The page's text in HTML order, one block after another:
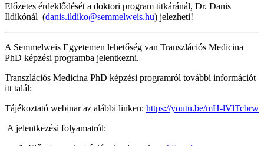
Előzetes érdeklődését a doktori program titkáránál, Dr. Danis
Ildikónál (danis.ildiko@semmelweis.hu) jelezheti!
A Semmelweis Egyetemen lehetőség van Transzlációs Medicina
PhD képzési programba jelentkezni.
Transzlációs Medicina PhD képzési programról további információt
itt talál:
Tájékoztató webinar az alábbi linken: https://youtu.be/mH-lVlTcbrw
A jelentkezési folyamatról: